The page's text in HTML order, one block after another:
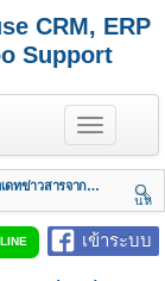
CRM, ERP
Support
T
o
g
l
e
n
a
อัพเดทข่าวสารจากทางบริษัท
นห
า
เข้าระบบ